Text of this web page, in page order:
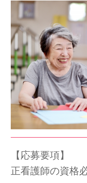
介護・
【応募要項】
正看護師の資格